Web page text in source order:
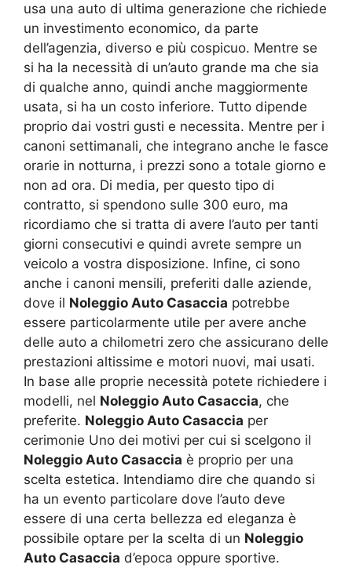
usa una auto di ultima generazione che richiede
un investimento economico, da parte
dell’agenzia, diverso e più cospicuo. Mentre se
si ha la necessità di un’auto grande ma che sia
di qualche anno, quindi anche maggiormente
usata, si ha un costo inferiore. Tutto dipende
proprio dai vostri gusti e necessita. Mentre per i
canoni settimanali, che integrano anche le fasce
orarie in notturna, i prezzi sono a totale giorno e
non ad ora. Di media, per questo tipo di
contratto, si spendono sulle 300 euro, ma
ricordiamo che si tratta di avere l’auto per tanti
giorni consecutivi e quindi avrete sempre un
veicolo a vostra disposizione. Infine, ci sono
anche i canoni mensili, preferiti dalle aziende,
dove il Noleggio Auto Casaccia potrebbe
essere particolarmente utile per avere anche
delle auto a chilometri zero che assicurano delle
prestazioni altissime e motori nuovi, mai usati.
In base alle proprie necessità potete richiedere i
modelli, nel Noleggio Auto Casaccia, che
preferite. Noleggio Auto Casaccia per
cerimonie Uno dei motivi per cui si scelgono il
Noleggio Auto Casaccia è proprio per una
scelta estetica. Intendiamo dire che quando si
ha un evento particolare dove l’auto deve
essere di una certa bellezza ed eleganza è
possibile optare per la scelta di un Noleggio
Auto Casaccia d’epoca oppure sportive.